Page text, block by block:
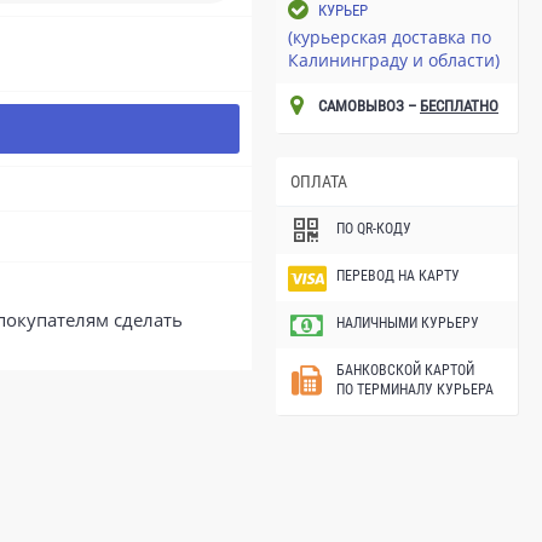
КУРЬЕР
(курьерская доставка по
Калининграду и области)
САМОВЫВОЗ – БЕСПЛАТНО
ОПЛАТА
ПО QR-КОДУ
ПЕРЕВОД НА КАРТУ
НАЛИЧНЫМИ КУРЬЕРУ
БАНКОВСКОЙ КАРТОЙ
ПО ТЕРМИНАЛУ КУРЬЕРА
сделать